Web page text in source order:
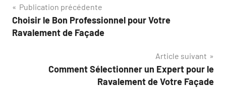
Navigation
de
Publication précédente
Choisir le Bon Professionnel pour Votre
Ravalement de Façade
Article suivant
Comment Sélectionner un Expert pour le
Ravalement de Votre Façade